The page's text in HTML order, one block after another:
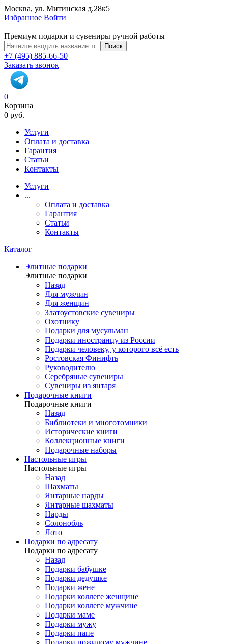
Москва, ул. Митинская д.28к5
Избранное Войти
Премиум подарки и сувениры ручной работы
Поиск
+7 (495) 885-66-50
Заказать звонок
0
Корзина
0 руб.
Услуги
Оплата и доставка
Гарантия
Статьи
Контакты
Услуги
...
Оплата и доставка
Гарантия
Статьи
Контакты
Каталог
Элитные подарки
Элитные подарки
Назад
Для мужчин
Для женщин
Златоустовские сувениры
Охотнику
Подарки для мусульман
Подарки иностранцу из России
Подарки человеку, у которого всё есть
Ростовская Финифть
Руководителю
Серебряные сувениры
Сувениры из янтаря
Подарочные книги
Подарочные книги
Назад
Библиотеки и многотомники
Исторические книги
Коллекционные книги
Подарочные наборы
Настольные игры
Настольные игры
Назад
Шахматы
Янтарные нарды
Янтарные шахматы
Нарды
Солонобль
Лото
Подарки по адресату
Подарки по адресату
Назад
Подарки бабушке
Подарки дедушке
Подарки жене
Подарки коллеге женщине
Подарки коллеге мужчине
Подарки маме
Подарки мужу
Подарки папе
Подарки пожилому мужчине